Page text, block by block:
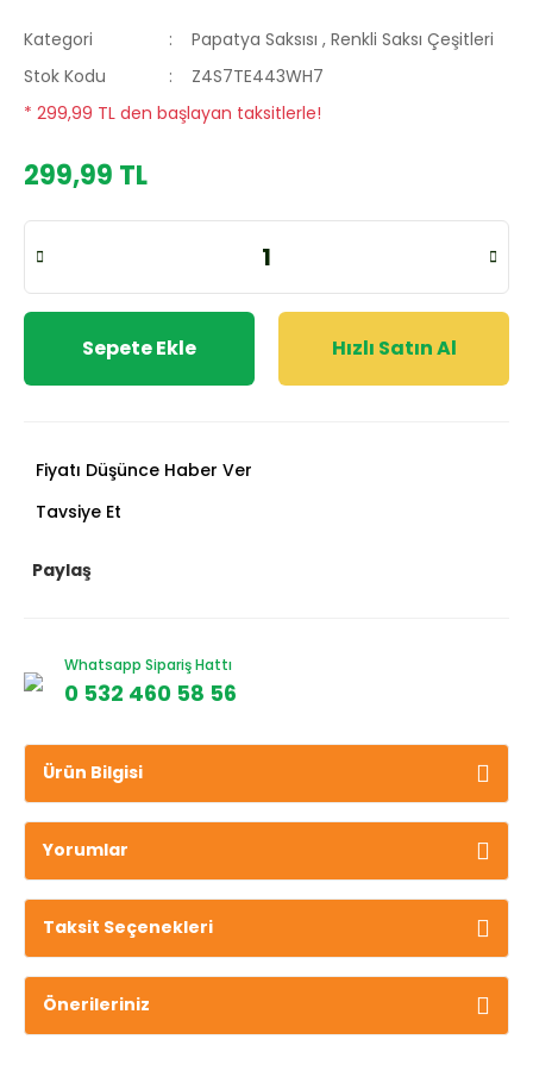
Kategori Papatya Saksısı ,Renkli Saksı Çeşitleri
Stok Kodu
Z4S7TE443WH7
* 299,99 TL den başlayan taksitlerle!
299,99 TL
Sepete Ekle Hızlı Satın Al
Fiyatı Düşünce Haber Ver
Tavsiye Et
Paylaş
Whatsapp Sipariş Hattı
0 532 460 58 56
Ürün Bilgisi
Yorumlar
Taksit Seçenekleri
Önerileriniz